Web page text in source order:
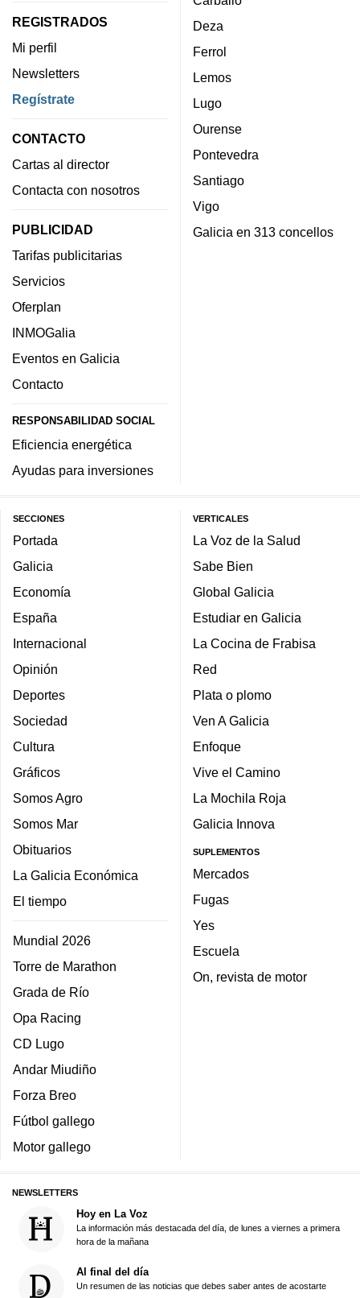
REGISTRADOS
Mi perfil
Newsletters
Regístrate
CONTACTO
Cartas al director
Contacta con nosotros
PUBLICIDAD
Tarifas publicitarias
Servicios
Oferplan
INMOGalia
Eventos en Galicia
Contacto
RESPONSABILIDAD SOCIAL
Eficiencia energética
Ayudas para inversiones
Deza
Ferrol
Lemos
Lugo
Ourense
Pontevedra
Santiago
Vigo
Galicia en 313 concellos
SECCIONES
Portada
Galicia
Economía
España
Internacional
Opinión
Deportes
Sociedad
Cultura
Gráficos
Somos Agro
Somos Mar
Obituarios
La Galicia Económica
El tiempo
Mundial 2026
Torre de Marathon
Grada de Río
Opa Racing
CD Lugo
Andar Miudiño
Forza Breo
Fútbol gallego
Motor gallego
VERTICALES
La Voz de la Salud
Sabe Bien
Global Galicia
Estudiar en Galicia
La Cocina de Frabisa
Red
Plata o plomo
Ven A Galicia
Enfoque
Vive el Camino
La Mochila Roja
Galicia Innova
SUPLEMENTOS
Mercados
Fugas
Yes
Escuela
On, revista de motor
NEWSLETTERS
Hoy en La Voz
La información más destacada del día, de lunes a viernes a primera
hora de la mañana
Al final del día
Un resumen de las noticias que debes saber antes de acostarte